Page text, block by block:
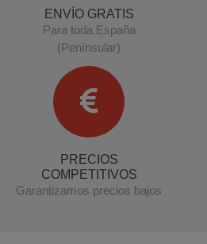
ENVÍO GRATIS
Para toda España
(Penínsular)
PRECIOS
COMPETITIVOS
Garantizamos precios bajos